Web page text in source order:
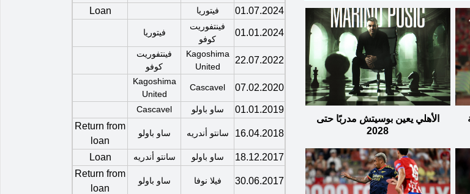
الأهلي يعين بوسيتش مدربًا حتى
2028
01.07.2024
فيتوريا Loan
01.01.2024
فينتفوريت
كوفو
فيتوريا
22.07.2022
Kagoshima
United
فينتفوريت
كوفو
07.02.2020
Cascavel
Kagoshima
United
01.01.2019 ساو باولو Cascavel
16.04.2018 سانتو أندريه ساو باولو
Return from
loan
18.12.2017
ساو باولو سانتو أندريه Loan
30.06.2017 فيلا نوفا ساو باولو
Return from
loan